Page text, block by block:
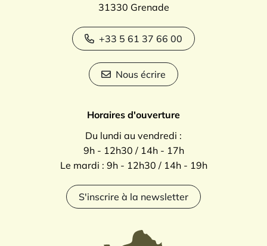
31330 Grenade
+33 5 61 37 66 00
Nous écrire
Horaires d'ouverture
Du lundi au vendredi :
9h - 12h30 / 14h - 17h
Le mardi : 9h - 12h30 / 14h - 19h
S'inscrire à la newsletter